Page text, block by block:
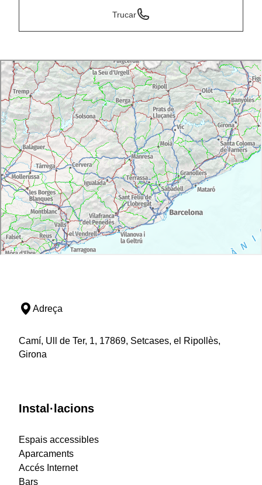
Trucar
Adreça
Camí, Ull de Ter, 1, 17869, Setcases, el Ripollès,
Girona
Instal·lacions
Espais accessibles
Aparcaments
Accés Internet
Bars